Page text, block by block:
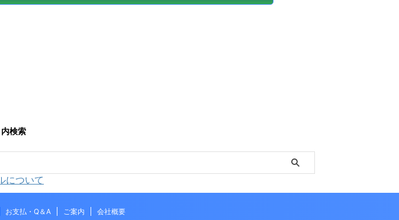
検索
について
お支払・Q＆A ご案内 会社概要